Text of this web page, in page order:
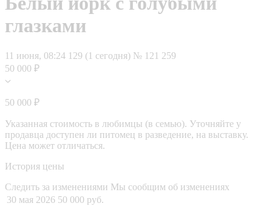
глазками
11 июня, 08:24 129 (1 сегодня) № 121 259
50 000 ₽
50 000 ₽
Указанная стоимость в любимцы (в семью). Уточняйте у
продавца доступен ли питомец в разведение, на выставку.
Цена может отличаться.
История цены
Следить за изменениями Мы сообщим об изменениях
30 мая 2026 50 000 руб.